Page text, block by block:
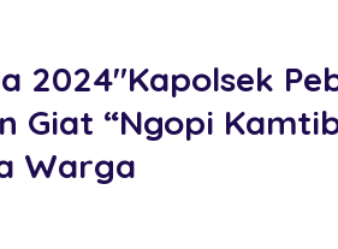
2024″Kapolsek
Giat “Ngopi
Warga